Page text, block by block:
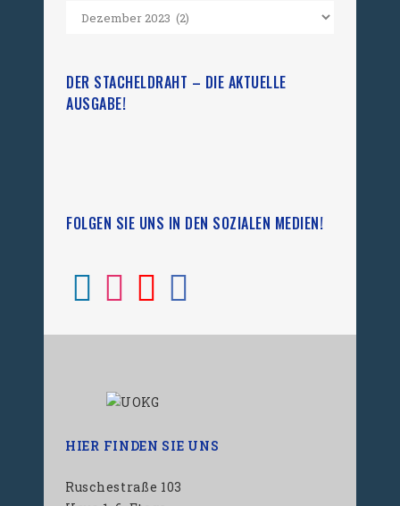
DER STACHELDRAHT – DIE AKTUELLE
AUSGABE!
FOLGEN SIE UNS IN DEN SOZIALEN MEDIEN!
HIER FINDEN SIE UNS
Ruschestraße 103